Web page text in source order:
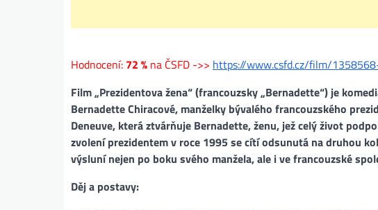
Hodnocení: 72 % na ČSFD ->> https://www.csfd.cz/film/
Film „Prezidentova žena“ (francouzsky „Bernadette“) je
Bernadette Chiracové, manželky bývalého francouzského
Deneuve, která ztvárňuje Bernadette, ženu, jež celý život
zvolení prezidentem v roce 1995 se cítí odsunutá na druhou
výsluní nejen po boku svého manžela, ale i ve francouzské
Děj a postavy: